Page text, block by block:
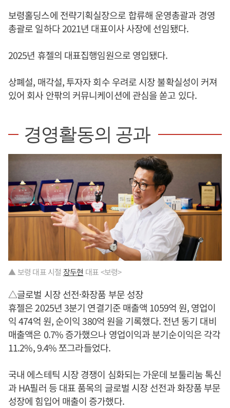
보령홀딩스에 전략기획실장으로 합류해 운영총괄과 경영
총괄로 일하다 2021년 대표이사 사장에 선임됐다.
2025년 휴젤의 대표집행임원으로 영입됐다.
상폐설, 매각설, 투자자 회수 우려로 시장 불확실성이 커져
있어 회사 안팎의 커뮤니케이션에 관심을 쏟고 있다.
경영활동의 공과
▲ 보령 대표 시절 장두현 대표 <보령>
△글로벌 시장 선전·화장품 부문 성장
휴젤은 2025년 3분기 연결기준 매출액 1059억 원, 영업이
익 474억 원, 순이익 380억 원을 기록했다. 전년 동기 대비
매출액은 0.7% 증가했으나 영업이익과 분기순이익은 각각
11.2%, 9.4% 쪼그라들었다.
국내 에스테틱 시장 경쟁이 심화되는 가운데 보툴리눔 톡신
과 HA필러 등 대표 품목의 글로벌 시장 선전과 화장품 부문
성장에 힘입어 매출이 증가했다.